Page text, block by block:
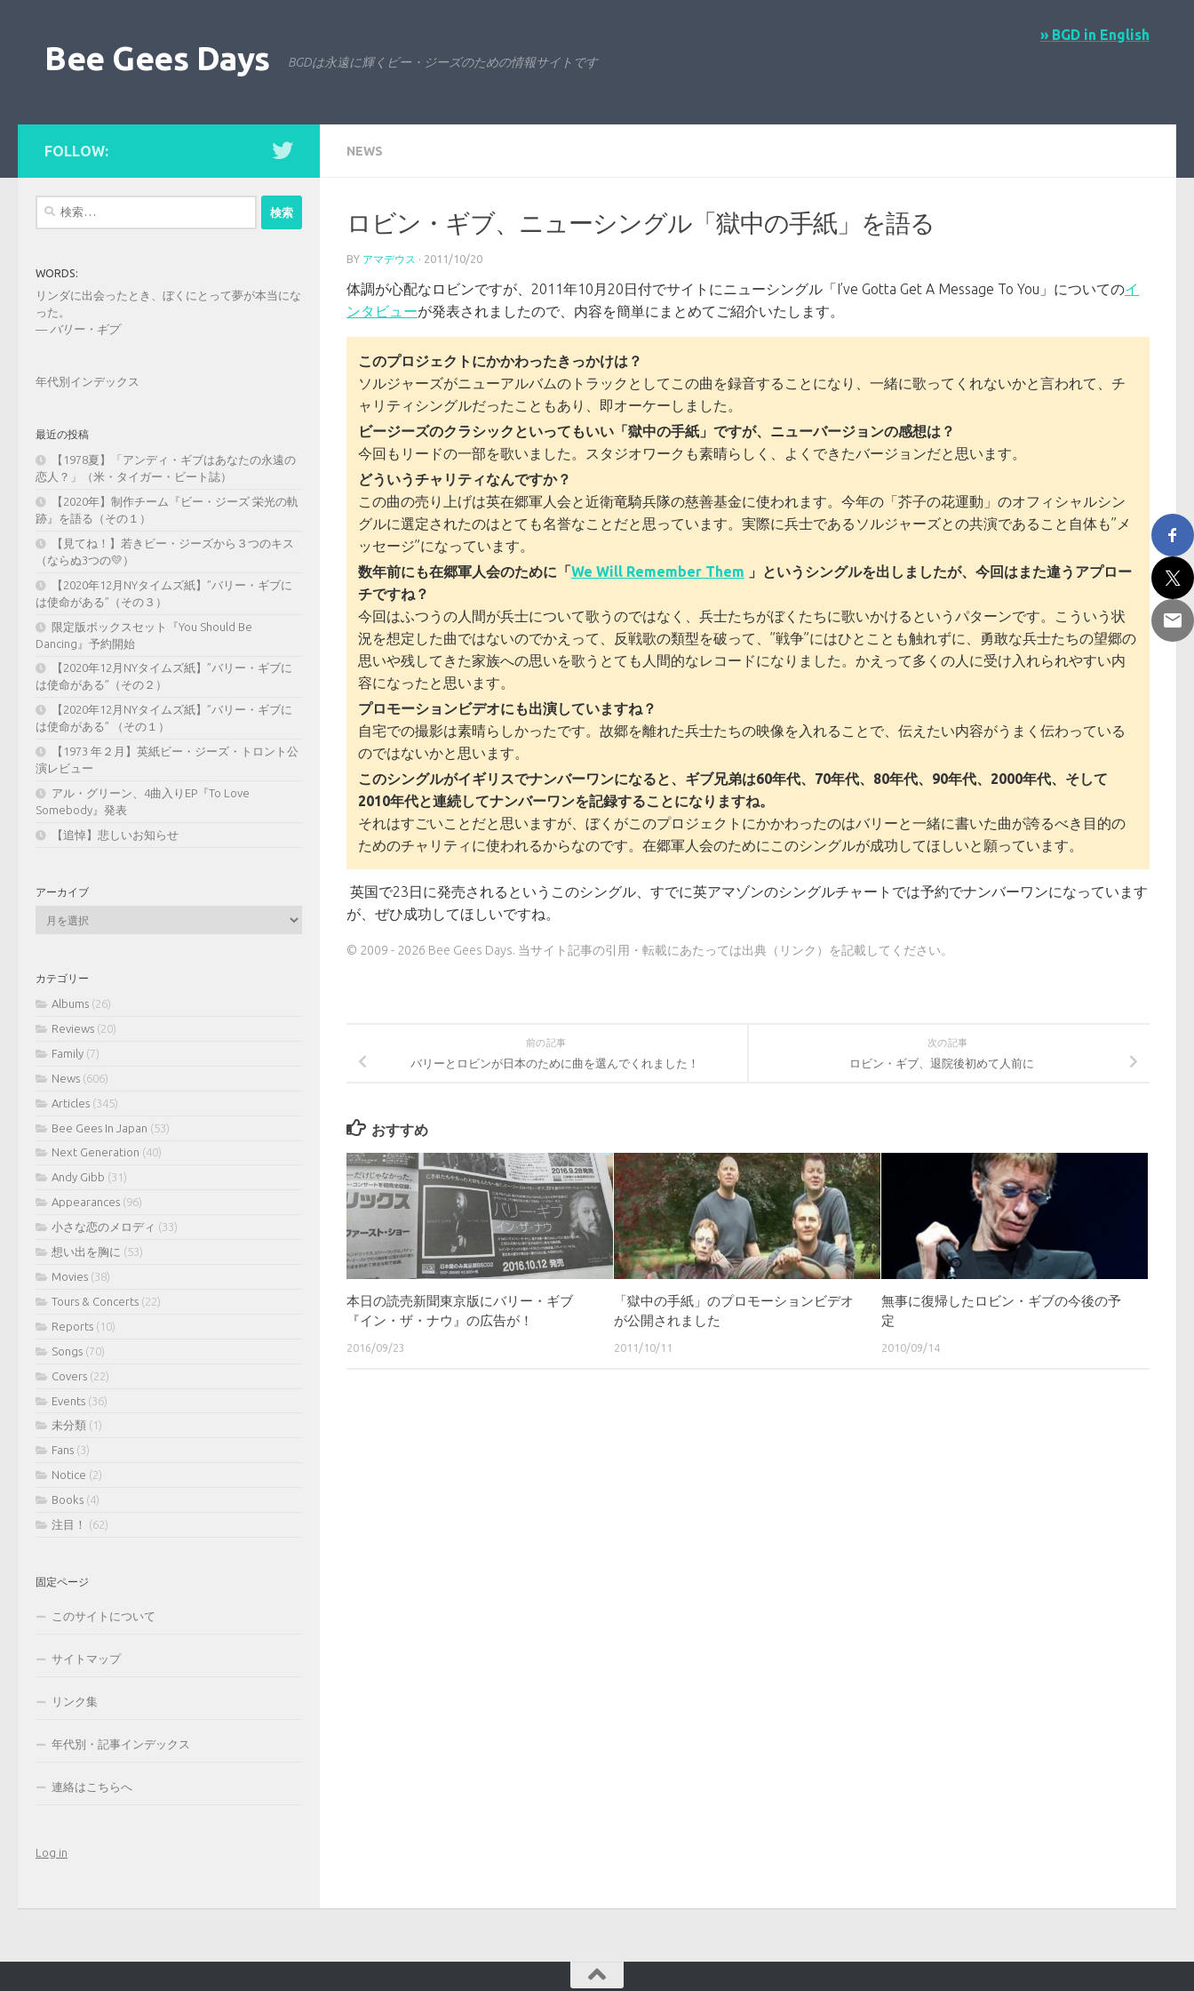
Bee Gees Days BGDは永遠に輝くビー・ジーズのための情報サイトです
» BGD in English
NEWS
ロビン・ギブ、ニューシングル「獄中の手紙」を語る
BY アマデウス · 2011/10/20
体調が心配なロビンですが、2011年10月20日付でサイトにニューシングル「I’ve Gotta Get A Message To You」についてのイ
ンタビューが発表されましたので、内容を簡単にまとめてご紹介いたします。
このプロジェクトにかかわったきっかけは？
ソルジャーズがニューアルバムのトラックとしてこの曲を録音することになり、一緒に歌ってくれないかと言われて、チ
ャリティシングルだったこともあり、即オーケーしました。
ビージーズのクラシックといってもいい「獄中の手紙」ですが、ニューバージョンの感想は？
今回もリードの一部を歌いました。スタジオワークも素晴らしく、よくできたバージョンだと思います。
どういうチャリティなんですか？
この曲の売り上げは英在郷軍人会と近衛竜騎兵隊の慈善基金に使われます。今年の「芥子の花運動」のオフィシャルシン
グルに選定されたのはとても名誉なことだと思っています。実際に兵士であるソルジャーズとの共演であること自体も”メ
ッセージ”になっています。
数年前にも在郷軍人会のために「We Will Remember Them 」というシングルを出しましたが、今回はまた違うアプロー
チですね？
今回はふつうの人間が兵士について歌うのではなく、兵士たちがぼくたちに歌いかけるというパターンです。こういう状
況を想定した曲ではないのでかえって、反戦歌の類型を破って、”戦争”にはひとことも触れずに、勇敢な兵士たちの望郷の
思いや残してきた家族への思いを歌うとても人間的なレコードになりました。かえって多くの人に受け入れられやすい内
容になったと思います。
プロモーションビデオにも出演していますね？
自宅での撮影は素晴らしかったです。故郷を離れた兵士たちの映像を入れることで、伝えたい内容がうまく伝わっている
のではないかと思います。
このシングルがイギリスでナンバーワンになると、ギブ兄弟は60年代、70年代、80年代、90年代、2000年代、そして
2010年代と連続してナンバーワンを記録することになりますね。
それはすごいことだと思いますが、ぼくがこのプロジェクトにかかわったのはバリーと一緒に書いた曲が誇るべき目的の
ためのチャリティに使われるからなのです。在郷軍人会のためにこのシングルが成功してほしいと願っています。
英国で23日に発売されるというこのシングル、すでに英アマゾンのシングルチャートでは予約でナンバーワンになっています
が、ぜひ成功してほしいですね。
© 2009 - 2026 Bee Gees Days. 当サイト記事の引用・転載にあたっては出典（リンク）を記載してください。
次の記事
ロビン・ギブ、退院後初めて人前に
前の記事
バリーとロビンが日本のために曲を選んでくれました！
おすすめ
本日の読売新聞東京版にバリー・ギブ
『イン・ザ・ナウ』の広告が！
2016/09/23
「獄中の手紙」のプロモーションビデオ
が公開されました
2011/10/11
無事に復帰したロビン・ギブの今後の予
定
2010/09/14
FOLLOW:
WORDS:
リンダに出会ったとき、ぼくにとって夢が本当にな
った。
— バリー・ギブ
年代別インデックス
最近の投稿
【1978夏】「アンディ・ギブはあなたの永遠の
恋人？」（米・タイガー・ビート誌）
【2020年】制作チーム『ビー・ジーズ 栄光の軌
跡』を語る（その１）
【見てね！】若きビー・ジーズから３つのキス
（ならぬ3つの💛）
【2020年12月NYタイムズ紙】”バリー・ギブに
は使命がある”（その３）
限定版ボックスセット『You Should Be
Dancing』予約開始
【2020年12月NYタイムズ紙】”バリー・ギブに
は使命がある”（その２）
【2020年12月NYタイムズ紙】”バリー・ギブに
は使命がある” （その１）
【1973 年２月】英紙ビー・ジーズ・トロント公
演レビュー
アル・グリーン、4曲入りEP『To Love
Somebody』発表
【追悼】悲しいお知らせ
アーカイブ
ブ
カテゴリー
Albums (26)
Reviews (20)
Family (7)
News (606)
Articles (345)
Bee Gees In Japan (53)
Next Generation (40)
Andy Gibb (31)
Appearances (96)
小さな恋のメロディ (33)
想い出を胸に (53)
Movies (38)
Tours & Concerts (22)
Reports (10)
Songs (70)
Covers (22)
Events (36)
未分類 (1)
Fans (3)
Notice (2)
Books (4)
注目！
(62)
固定ページ
このサイトについて
サイトマップ
リンク集
年代別・記事インデックス
連絡はこちらへ
Log in